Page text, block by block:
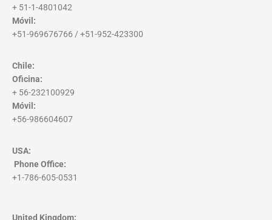
+ 51-1-4801042
Móvil:
+51-969676766 / +51-952-423300
Chile:
Oficina:
+ 56-232100929
Móvil:
+56-986604607
USA:
Phone Office:
+1-786-605-0531
United Kingdom: